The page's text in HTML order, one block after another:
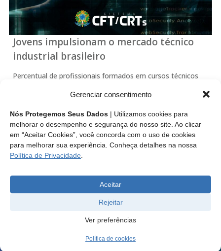
Gerenciar consentimento
Nós Protegemos Seus Dados | Utilizamos cookies para
melhorar o desempenho e segurança do nosso site. Ao clicar
em “Aceitar Cookies”, você concorda com o uso de cookies
para melhorar sua experiência. Conheça detalhes na nossa
Política de Privacidade
Aceitar
Rejeitar
Ver preferências
Política de cookies
Jovens impulsionam o mercado técnico
industrial brasileiro
Percentual de profissionais formados em cursos técnicos
registrados nos Conselhos dos Técnicos Industriais
(Sistema CFT/CRTs), cresceu 1.594,59% nos últimos cinco
anos.
Leia mais